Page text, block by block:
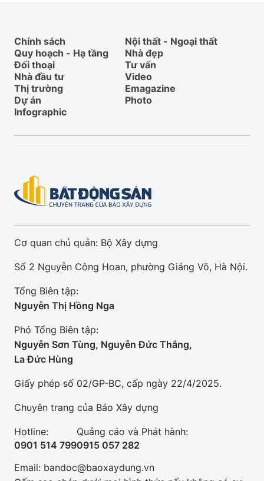
Chính sách
Nội thất - Ngoại thất
Quy hoạch - Hạ tầng
Nhà đẹp
Đối thoại
Tư vấn
Nhà đầu tư
Video
Thị trường
Emagazine
Dự án
Photo
Infographic
Cơ quan chủ quản: Bộ Xây dựng
Số 2 Nguyễn Công Hoan, phường Giảng Võ, Hà Nội.
Tổng Biên tập:
Nguyễn Thị Hồng Nga
Phó Tổng Biên tập:
Nguyễn Sơn Tùng, Nguyễn Đức Thắng,
La Đức Hùng
Giấy phép số 02/GP-BC, cấp ngày 22/4/2025.
Chuyên trang của Báo Xây dựng
Hotline:
0901 514 799
Quảng cáo và Phát hành:
0915 057 282
Email: bandoc@baoxaydung.vn